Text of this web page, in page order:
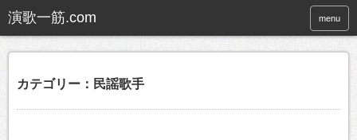
menu
カテゴリー：民謡歌手